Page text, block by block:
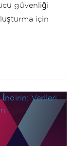
güvenliği
için